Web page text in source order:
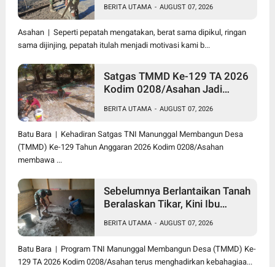
(Cor) Bangun Rumah Warga
BERITA UTAMA - AUGUST 07, 2026
Asahan | Seperti pepatah mengatakan, berat sama dipikul, ringan
sama dijinjing, pepatah itulah menjadi motivasi kami b...
Satgas TMMD Ke-129 TA 2026
Kodim 0208/Asahan Jadi
Maghribi yang Mulai Rapuh
BERITA UTAMA - AUGUST 07, 2026
Batu Bara | Kehadiran Satgas TNI Manunggal Membangun Desa
(TMMD) Ke-129 Tahun Anggaran 2026 Kodim 0208/Asahan
membawa ...
Sebelumnya Berlantaikan Tanah
Beralaskan Tikar, Kini Ibu
yang Layak Berkat Satgas
TMMD Ke-129 Kodim
0208/Asahan
BERITA UTAMA - AUGUST 07, 2026
Batu Bara | Program TNI Manunggal Membangun Desa (TMMD) Ke-
129 TA 2026 Kodim 0208/Asahan terus menghadirkan kebahagiaa...